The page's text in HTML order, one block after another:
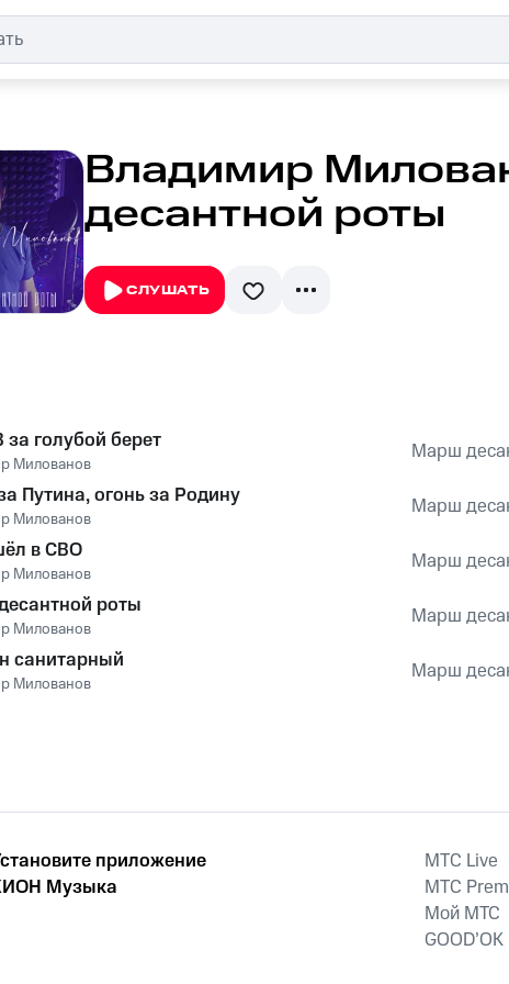
Владимир
десантной роты
СЛУШАТЬ
голубой берет
Милованов Марш
Путина, огонь за Родину
Милованов Марш
в СВО
Милованов Марш
роты
Милованов Марш
санитарный
Милованов Марш
приложение
Музыка
MTС Live
MTС
Мой МТС
GOOD’OK